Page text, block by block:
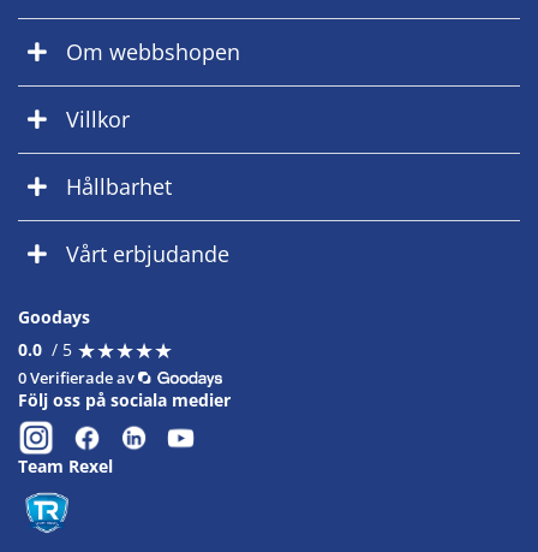
Om webbshopen
Villkor
Hållbarhet
Vårt erbjudande
Goodays
0.0 / 5 ★★★★★
★★★★★
0 Verifierade av
Följ oss på sociala medier
Team Rexel